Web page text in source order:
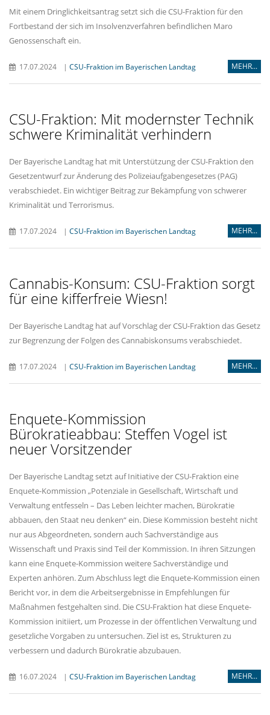
Mit einem Dringlichkeitsantrag setzt sich die CSU-Fraktion für den
Fortbestand der sich im Insolvenzverfahren befindlichen Maro
Genossenschaft ein.
17.07.2024 | CSU-Fraktion im Bayerischen Landtag MEHR...
CSU-Fraktion: Mit modernster Technik
schwere Kriminalität verhindern
Der Bayerische Landtag hat mit Unterstützung der CSU-Fraktion den
Gesetzentwurf zur Änderung des Polizeiaufgabengesetzes (PAG)
verabschiedet. Ein wichtiger Beitrag zur Bekämpfung von schwerer
Kriminalität und Terrorismus.
17.07.2024 | CSU-Fraktion im Bayerischen Landtag MEHR...
Cannabis-Konsum: CSU-Fraktion sorgt
für eine kifferfreie Wiesn!
Der Bayerische Landtag hat auf Vorschlag der CSU-Fraktion das Gesetz
zur Begrenzung der Folgen des Cannabiskonsums verabschiedet.
17.07.2024 | CSU-Fraktion im Bayerischen Landtag MEHR...
Enquete-Kommission
Bürokratieabbau: Steffen Vogel ist
neuer Vorsitzender
Der Bayerische Landtag setzt auf Initiative der CSU-Fraktion eine
Enquete-Kommission „Potenziale in Gesellschaft, Wirtschaft und
Verwaltung entfesseln – Das Leben leichter machen, Bürokratie
abbauen, den Staat neu denken“ ein. Diese Kommission besteht nicht
nur aus Abgeordneten, sondern auch Sachverständige aus
Wissenschaft und Praxis sind Teil der Kommission. In ihren Sitzungen
kann eine Enquete-Kommission weitere Sachverständige und
Experten anhören. Zum Abschluss legt die Enquete-Kommission einen
Bericht vor, in dem die Arbeitsergebnisse in Empfehlungen für
Maßnahmen festgehalten sind. Die CSU-Fraktion hat diese Enquete-
Kommission initiiert, um Prozesse in der öffentlichen Verwaltung und
gesetzliche Vorgaben zu untersuchen. Ziel ist es, Strukturen zu
verbessern und dadurch Bürokratie abzubauen.
16.07.2024 | CSU-Fraktion im Bayerischen Landtag MEHR...